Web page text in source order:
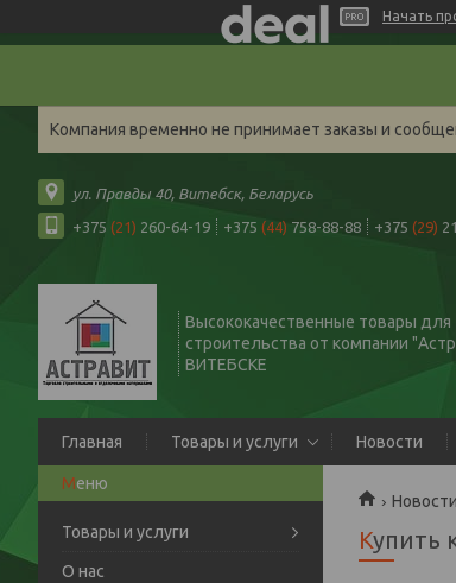
Начать
Компания временно не принимает заказы и
ул. Правды 40, Витебск, Беларусь
+375 (21) 260-64-19 +375 (44) 758-88-88 +375 (29)
Высококачественные товары для
строительства от компании
ВИТЕБСКЕ
Главная Товары и услуги Новости
Товары и услуги
О нас
Новости